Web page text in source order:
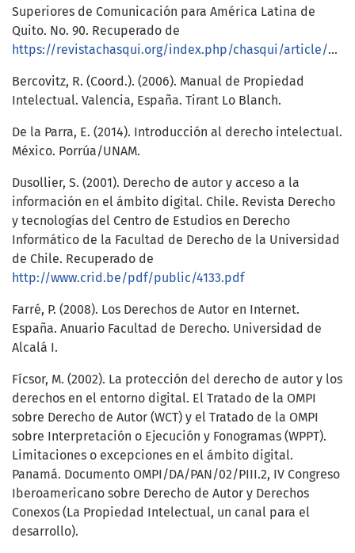
Superiores de Comunicación para América Latina de
Quito. No. 90. Recuperado de
https://revistachasqui.org/index.php/chasqui/article/view/238
Bercovitz, R. (Coord.). (2006). Manual de Propiedad
Intelectual. Valencia, España. Tirant Lo Blanch.
De la Parra, E. (2014). Introducción al derecho intelectual.
México. Porrúa/UNAM.
Dusollier, S. (2001). Derecho de autor y acceso a la
información en el ámbito digital. Chile. Revista Derecho
y tecnologías del Centro de Estudios en Derecho
Informático de la Facultad de Derecho de la Universidad
de Chile. Recuperado de
http://www.crid.be/pdf/public/4133.pdf
Farré, P. (2008). Los Derechos de Autor en Internet.
España. Anuario Facultad de Derecho. Universidad de
Alcalá I.
Fícsor, M. (2002). La protección del derecho de autor y los
derechos en el entorno digital. El Tratado de la OMPI
sobre Derecho de Autor (WCT) y el Tratado de la OMPI
sobre Interpretación o Ejecución y Fonogramas (WPPT).
Limitaciones o excepciones en el ámbito digital.
Panamá. Documento OMPI/DA/PAN/02/PIII.2, IV Congreso
Iberoamericano sobre Derecho de Autor y Derechos
Conexos (La Propiedad Intelectual, un canal para el
desarrollo).